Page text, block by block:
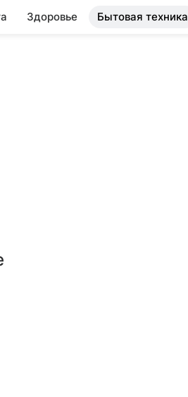
Здоровье Бытовая техника